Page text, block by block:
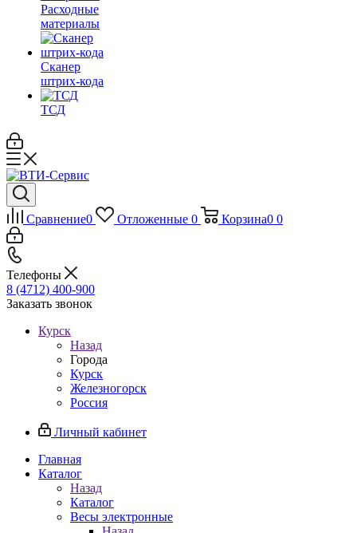
Расходные
материалы
Сканер
штрих-кода
ТСД
Сравнение0 Отложенные 0 Корзина0 0
Телефоны
8 (4712) 400-900
Заказать звонок
Курск
Назад
Города
Курск
Железногорск
Россия
Личный кабинет
Главная
Каталог
Назад
Каталог
Весы электронные